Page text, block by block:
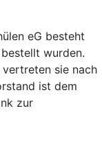
eG besteht
wurden.
sie nach
ist dem
zur